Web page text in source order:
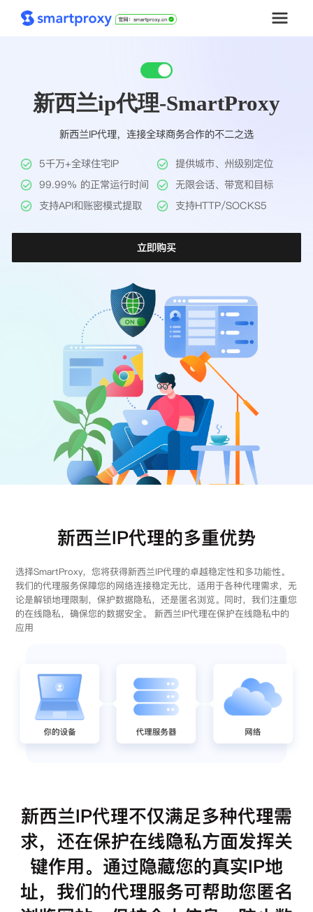
套餐购买
解决方案
工具
帮助中心
新西兰ip代理-SmartProxy
新西兰IP代理，连接全球商务合作的不二之选
5千万+全球住宅IP
提供城市、州级别定位
99.99% 的正常运行时间
无限会话、带宽和目标
支持API和账密模式提取
支持HTTP/SOCKS5
立即购买
新西兰IP代理的多重优势
选择SmartProxy，您将获得新西兰IP代理的卓越稳定性和多功能性。
我们的代理服务保障您的网络连接稳定无比，适用于各种代理需求，无
论是解锁地理限制，保护数据隐私，还是匿名浏览。同时，我们注重您
的在线隐私，确保您的数据安全。 新西兰IP代理在保护在线隐私中的
应用
新西兰IP代理不仅满足多种代理需
求，还在保护在线隐私方面发挥关
键作用。通过隐藏您的真实IP地
址，我们的代理服务可帮助您匿名